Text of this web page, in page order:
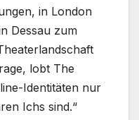
in London
Dessau zum
lobt The
Identitäten nur
Ichs sind.“